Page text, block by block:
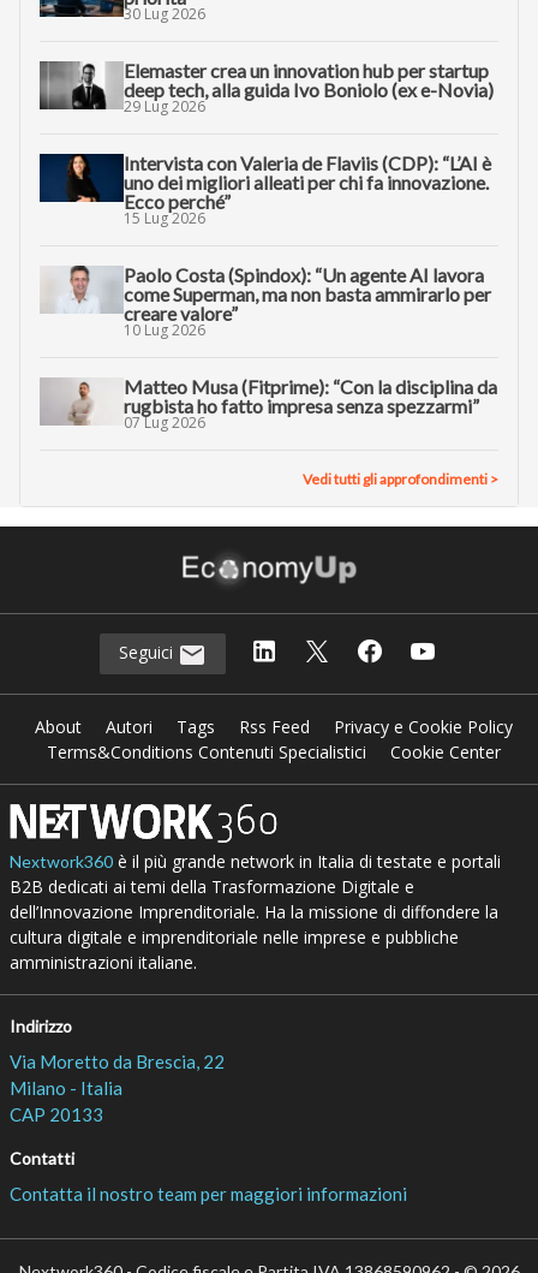
30 Lug 2026
Elemaster crea un innovation hub per startup
deep tech, alla guida Ivo Boniolo (ex e-Novia)
29 Lug 2026
Intervista con Valeria de Flaviis (CDP): “L’AI è
uno dei migliori alleati per chi fa innovazione.
Ecco perché”
15 Lug 2026
Paolo Costa (Spindox): “Un agente AI lavora
come Superman, ma non basta ammirarlo per
creare valore”
10 Lug 2026
Matteo Musa (Fitprime): “Con la disciplina da
rugbista ho fatto impresa senza spezzarmi”
07 Lug 2026
Vedi tutti gli approfondimenti >
Seguici
About Autori Tags Rss Feed
Privacy e Cookie Policy
Terms&Conditions Contenuti Specialistici
Cookie Center
Nextwork360è il più grande network in Italia di testate e portali
B2B dedicati ai temi della Trasformazione Digitale e
dell’Innovazione Imprenditoriale. Ha la missione di diffondere la
cultura digitale e imprenditoriale nelle imprese e pubbliche
amministrazioni italiane.
Indirizzo
Via Moretto da Brescia, 22
Milano - Italia
CAP 20133
Contatti
Contatta il nostro team per maggiori informazioni